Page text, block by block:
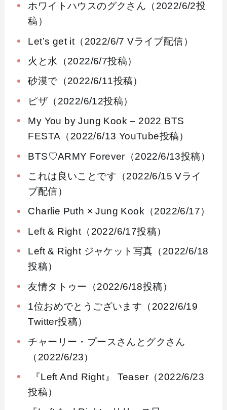
ホワイトハウスのグクさん（2022/6/2投
稿）
Let’s get it（2022/6/7 Vライブ配信）
火と水（2022/6/7投稿）
砂漠で（2022/6/11投稿）
ピザ（2022/6/12投稿）
My You by Jung Kook – 2022 BTS
FESTA（2022/6/13 YouTube投稿）
BTS♡ARMY Forever（2022/6/13投稿）
これは良いことです（2022/6/15 Vライ
ブ配信）
Charlie Puth × Jung Kook（2022/6/17）
Left & Right（2022/6/17投稿）
Left & Right ジャケット写真（2022/6/18
投稿）
友情タトゥー（2022/6/18投稿）
1位おめでとうございます（2022/6/19
Twitter投稿）
チャーリー・プースさんとグクさん
（2022/6/23）
『Left And Right』 Teaser（2022/6/23
投稿）